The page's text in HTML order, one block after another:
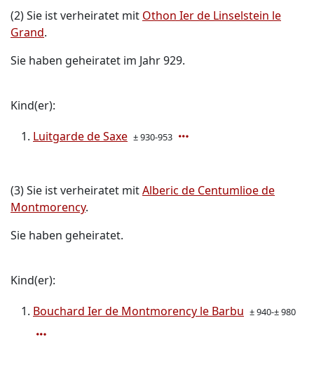
(2) Sie ist verheiratet mit Othon Ier de Linselstein le
Grand.
Sie haben geheiratet im Jahr 929.
Kind(er):
Luitgarde de Saxe ± 930-953
(3) Sie ist verheiratet mitAlberic de Centumlioe de
Montmorency.
Sie haben geheiratet.
Kind(er):
Bouchard Ier de Montmorency le Barbu ± 940-± 980